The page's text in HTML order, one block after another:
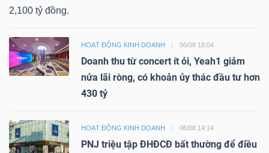
2,100 tỷ đồng.
HOẠT ĐỘNG KINH DOANH 06/08 18:04
Doanh thu từ concert ít ỏi, Yeah1 giảm
nửa lãi ròng, có khoản ủy thác đầu tư hơn
430 tỷ
HOẠT ĐỘNG KINH DOANH 06/08 14:14
PNJ triệu tập ĐHĐCĐ bất thường để điều